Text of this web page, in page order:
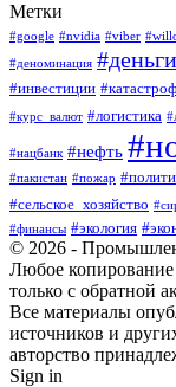
Метки
#google #nvidia #viber
#деноминация #деньги
#инвестиции
#курс_валют #логистика
#нацбанк #нефть
#пакистан #пожар
#сельское_хозяйство
#финансы #экология
© 2026 -
Любое копирование
только с обратной
Все материалы
источников и
авторство
Sign in